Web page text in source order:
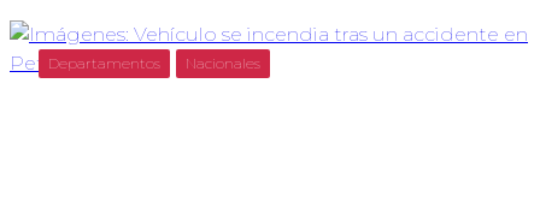
Departamentos Nacionales